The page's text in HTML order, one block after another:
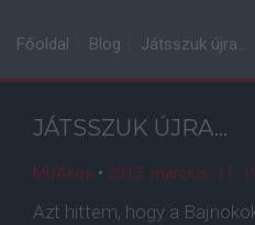
Főoldal Blog Játsszuk újra...
JÁTSSZUK ÚJRA...
MUAkos • 2013. március. 11.
Azt hittem, hogy a